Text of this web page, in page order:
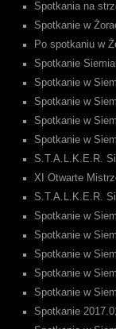
Spotkania na
Spotkanie w
Po spotkaniu w
Spotkanie
Spotkanie w
Spotkanie w
Spotkanie w
Spotkanie w
S.T.A.L.K.E.R.
XI Otwarte
S.T.A.L.K.E.R.
Spotkanie w
Spotkanie w
Spotkanie w
Spotkanie w
Spotkanie w
Spotkanie